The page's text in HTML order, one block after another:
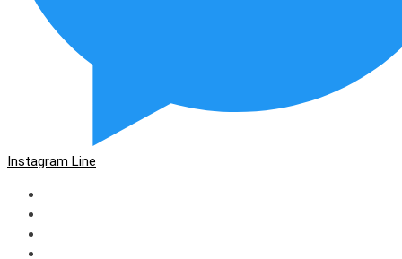
Instagram Line